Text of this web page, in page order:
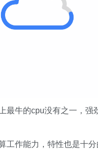
最牛的cpu没有之一，强
工作能力，特性也是十